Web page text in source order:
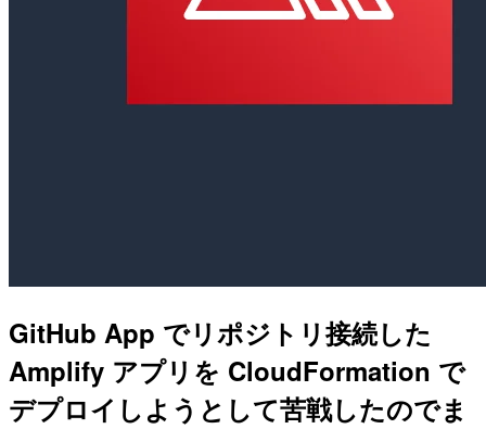
GitHub App でリポジトリ接続した
Amplify アプリを CloudFormation で
デプロイしようとして苦戦したのでま